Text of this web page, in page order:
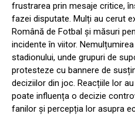
frustrarea prin mesaje critice,
fazei disputate. Mulți au cerut
Română de Fotbal și măsuri
incidente în viitor.
stadionului, unde grupuri de
protesteze cu bannere de
deciziilor din joc. Reacțiile lor
poate influența o decizie
fanilor și percepția lor asupra